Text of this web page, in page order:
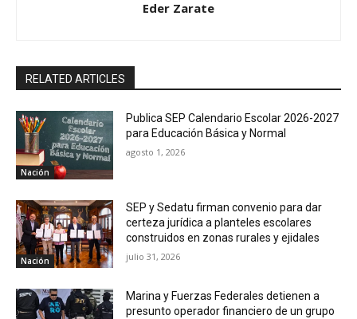
Eder Zarate
RELATED ARTICLES
Nación
Publica SEP Calendario Escolar 2026-2027
para Educación Básica y Normal
agosto 1, 2026
Nación
SEP y Sedatu firman convenio para dar
certeza jurídica a planteles escolares
construidos en zonas rurales y ejidales
julio 31, 2026
Marina y Fuerzas Federales detienen a
presunto operador financiero de un grupo